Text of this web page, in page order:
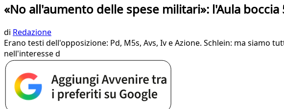
«No all'aumento delle spese militari»: l'Aula boccia
di Redazione
Erano testi dell'opposizione: Pd, M5s, Avs, Iv e Azione. Schlein: ma siamo
nell'interesse d